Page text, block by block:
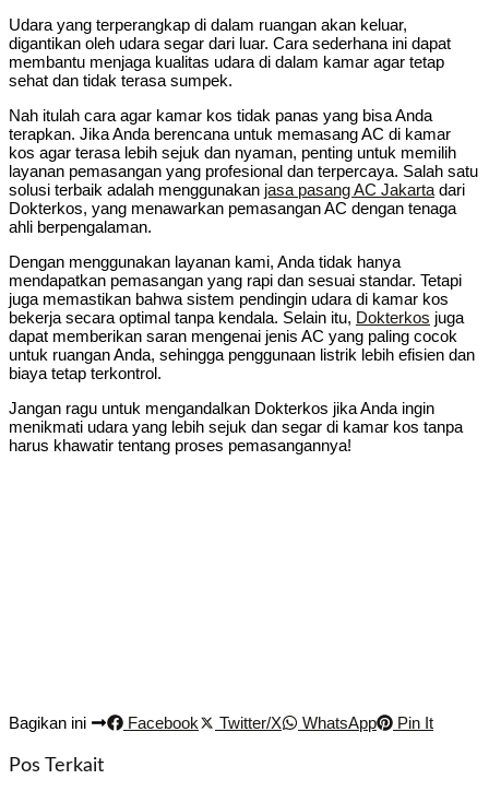
Udara yang terperangkap di dalam ruangan akan keluar,
digantikan oleh udara segar dari luar. Cara sederhana ini dapat
membantu menjaga kualitas udara di dalam kamar agar tetap
sehat dan tidak terasa sumpek.
Nah itulah cara agar kamar kos tidak panas yang bisa Anda
terapkan. Jika Anda berencana untuk memasang AC di kamar
kos agar terasa lebih sejuk dan nyaman, penting untuk memilih
layanan pemasangan yang profesional dan terpercaya. Salah satu
solusi terbaik adalah menggunakan jasa pasang AC Jakarta dari
Dokterkos, yang menawarkan pemasangan AC dengan tenaga
ahli berpengalaman.
Dengan menggunakan layanan kami, Anda tidak hanya
mendapatkan pemasangan yang rapi dan sesuai standar. Tetapi
juga memastikan bahwa sistem pendingin udara di kamar kos
bekerja secara optimal tanpa kendala. Selain itu, Dokterkos juga
dapat memberikan saran mengenai jenis AC yang paling cocok
untuk ruangan Anda, sehingga penggunaan listrik lebih efisien dan
biaya tetap terkontrol.
Jangan ragu untuk mengandalkan Dokterkos jika Anda ingin
menikmati udara yang lebih sejuk dan segar di kamar kos tanpa
harus khawatir tentang proses pemasangannya!
Bagikan ini Facebook Twitter/X WhatsApp Pin It
Pos Terkait